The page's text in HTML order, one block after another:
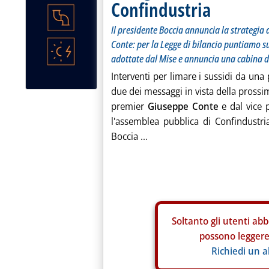
Confindustria
Il presidente Boccia annuncia la
Conte: per la Legge di bilancio puntiamo
adottate dal Mise e annuncia una cabina
Interventi per limare i sussidi da
due dei messaggi in vista della
premier Giuseppe Conte e dal vice
l'assemblea pubblica di
Boccia ...
Soltanto gli utenti
possono
Richiedi un